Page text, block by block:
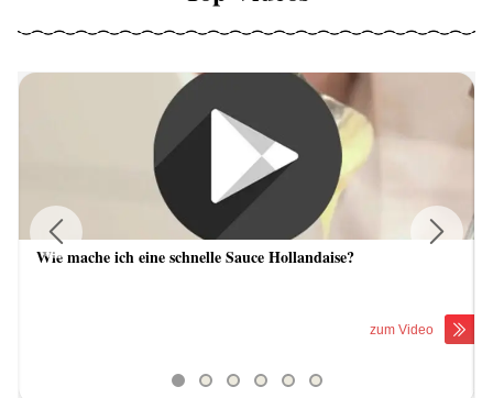
Wie mache ich eine schnelle Sauce Hollandaise?
zum Video
Previous